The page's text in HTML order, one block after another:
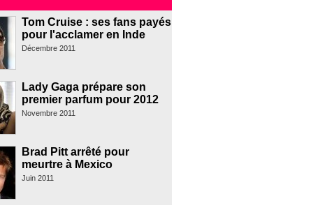
Tom Cruise : ses fans payés
pour l'acclamer en Inde
Décembre 2011
Lady Gaga prépare son
premier parfum pour 2012
Novembre 2011
Brad Pitt arrêté pour
meurtre à Mexico
Juin 2011